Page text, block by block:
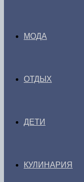
МОДА
ОТДЫХ
ДЕТИ
КУЛИНАРИЯ